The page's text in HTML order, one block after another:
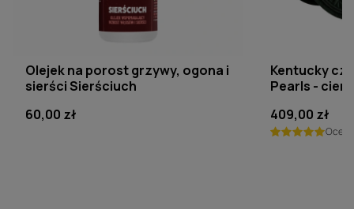
Olejek na porost grzywy, ogona i
sierści Sierściuch
60,00 zł
Kentucky
Pearls -
409,00 zł
Ocena